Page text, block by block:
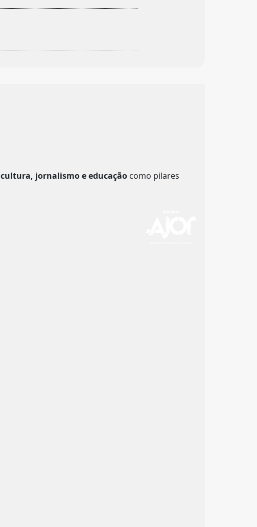
cultura, jornalismo e educação como pilares